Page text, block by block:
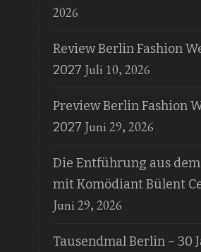
2026
Review Berlin Fashion
2027 Juli 10, 2026
Preview Berlin Fashion
2027 Juni 29, 2026
Die Entführung aus
mit Komödiant Bülent
Juni 29, 2026
Tausendmal Berlin – 30